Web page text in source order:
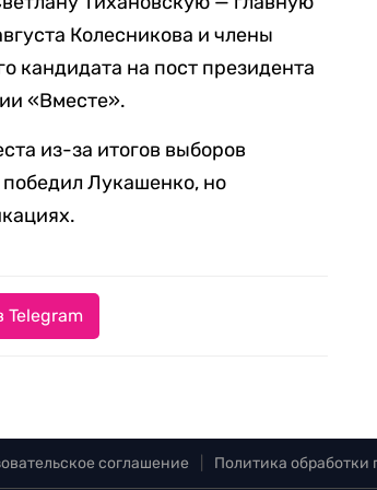
Колесникова и члены
кандидата на пост президента
«Вместе».
из-за итогов выборов
Лукашенко, но
Telegram
соглашение Политика